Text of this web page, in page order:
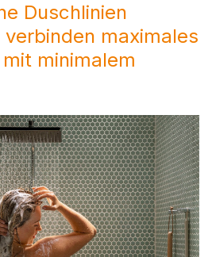
Duschlinien
verbinden maximales
minimalem